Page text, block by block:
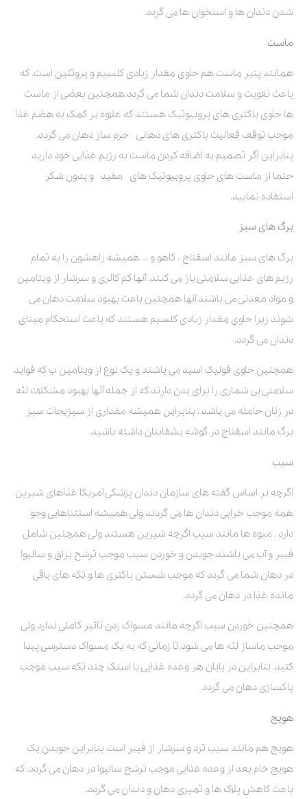
شدن دندان ها و استخوان ها می گردد.
ماست
همانند پنیر ماست هم حاوی مقدار زیادی کلسیم و پروتئین است. که
باعث تقویت و سلامت دندان شما می گردد.همچنین بعضی از ماست
ها حاوی باکتری های پروبیوتیک هستند که علاوه بر کمک به هضم غذا
موجب توقف فعالیت باکتری های دهانی جرم ساز دهان می گردد.
بنابراین اگر تصمیم به اضافه کردن ماست به رژیم غذایی خود دارید
حتما از ماست های حاوی پروبیوتیک های مفید و بدون شکر
استفاده نمایید.
برگ های سبز
برگ های سبز مانند اسفناج ، کاهو و … همیشه راهشون را به تمام
رژیم های غذایی سلامتی باز می کنند. آنها کم کالری و سرشار از ویتامین
و مواد معدنی می باشند.آنها همچنین باعث بهبود سلامت دهان می
شوند زیرا حاوی مقدار زیادی کلسیم هستند که باعث استحکام مینای
دندان می گردد.
همچنین حاوی فولیک اسید می باشند و یک نوع از ویتامین ب که فواید
سلامتی بی شماری را برای بدن دارند.که از جمله آنها بهبود مشکلات لثه
در زنان حامله می باشد . بنابراین همیشه مقداری از سبزیجات سبز
برگ مانند اسفناج در گوشه بشقابتان داشته باشید.
سیب
اگرچه بر اساس گفته های سازمان دندان پزشکی آمریکا غذاهای شیرین
همه موجب خرابی دندان ها می گردند ولی همیشه استثناهایی وجو
دارد . میوه ها مانند سیب اگرچه شیرین هستند ولی همچنین شامل
فیبر و آب می باشند.جویدن و خوردن سیب موجب ترشح بزاق و سالیوا
در دهان شما می گردد که موجب شستن باکتری ها و تکه های باقی
مانده غذا در دهان می گردد.
همچنین خوردن سیب اگرچه مانند مسواک زدن تاثیر کاملی ندارد ولی
موجب ماساژ لثه ها می شود.تا زمانی که به یک مسواک دسترسی پیدا
کنید. بنابراین در پایان هر وعده غذایی یا اسنک چند تکه سیب موجب
پاکسازی دهان می گردد.
هویج
هویج هم مانند سیب ترد و سرشار از فیبر است بنابراین جویدن یک
هویج خام بعد از وعده غذایی موجب ترشح سالیوا در دهان می گردد. که
باعث کاهش پلاک ها و تمیزی دهان و دندان می گردد.